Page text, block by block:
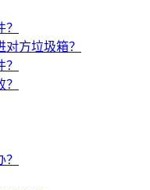
方垃圾箱？